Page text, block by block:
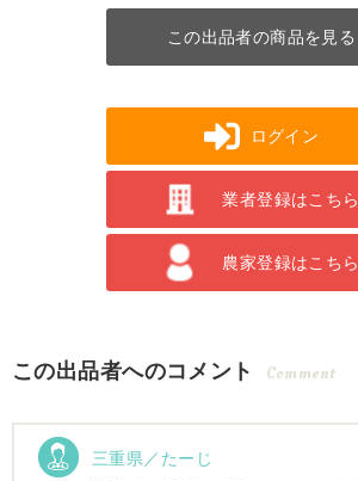
この出品者の商品を見る
ログイン
業者登録はこちら
農家登録はこちら
この出品者へのコメント Comment
三重県／たーじ